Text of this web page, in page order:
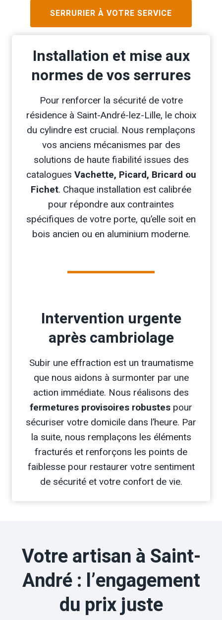
SERRURIER À VOTRE SERVICE
Installation et mise aux
normes de vos serrures
Pour renforcer la sécurité de votre
résidence à Saint-André-lez-Lille, le choix
du cylindre est crucial. Nous remplaçons
vos anciens mécanismes par des
solutions de haute fiabilité issues des
catalogues Vachette, Picard, Bricard ou
Fichet. Chaque installation est calibrée
pour répondre aux contraintes
spécifiques de votre porte, qu’elle soit en
bois ancien ou en aluminium moderne.
Intervention urgente
après cambriolage
Subir une effraction est un traumatisme
que nous aidons à surmonter par une
action immédiate. Nous réalisons des
fermetures provisoires robustes pour
sécuriser votre domicile dans l’heure. Par
la suite, nous remplaçons les éléments
fracturés et renforçons les points de
faiblesse pour restaurer votre sentiment
de sécurité et votre confort de vie.
Votre artisan à Saint-
André : l’engagement
du prix juste